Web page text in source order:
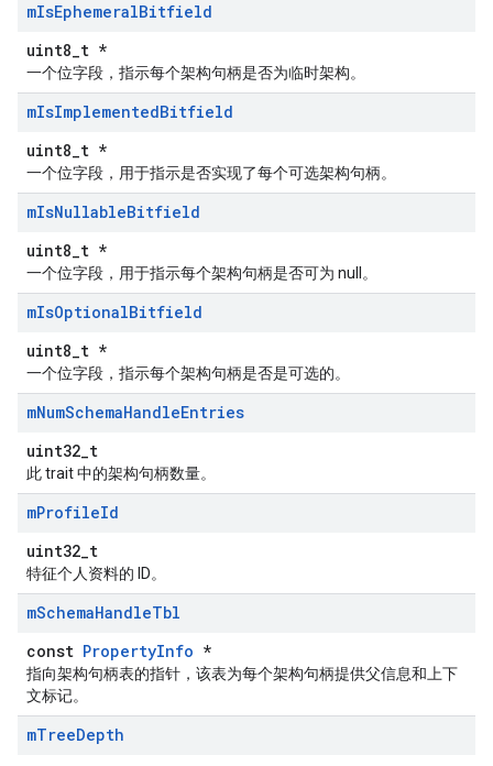
mIsEphemeralBitfield
uint8_t *
一个位字段，指示每个架构句柄是否为临时架构。
mIsImplementedBitfield
uint8_t *
一个位字段，用于指示是否实现了每个可选架构句柄。
mIsNullableBitfield
uint8_t *
一个位字段，用于指示每个架构句柄是否可为 null。
mIsOptionalBitfield
uint8_t *
一个位字段，指示每个架构句柄是否是可选的。
mNumSchemaHandleEntries
uint32_t
此 trait 中的架构句柄数量。
mProfileId
uint32_t
特征个人资料的 ID。
mSchemaHandleTbl
const PropertyInfo *
指向架构句柄表的指针，该表为每个架构句柄提供父信息和上下
文标记。
mTreeDepth